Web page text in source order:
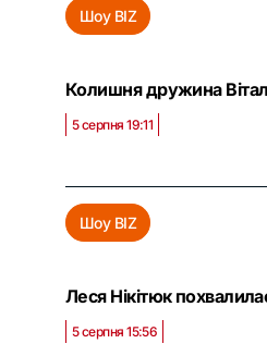
Шоу BIZ
Колишня дружина
5 серпня 19:11
Шоу BIZ
Леся Нікітюк
5 серпня 15:56